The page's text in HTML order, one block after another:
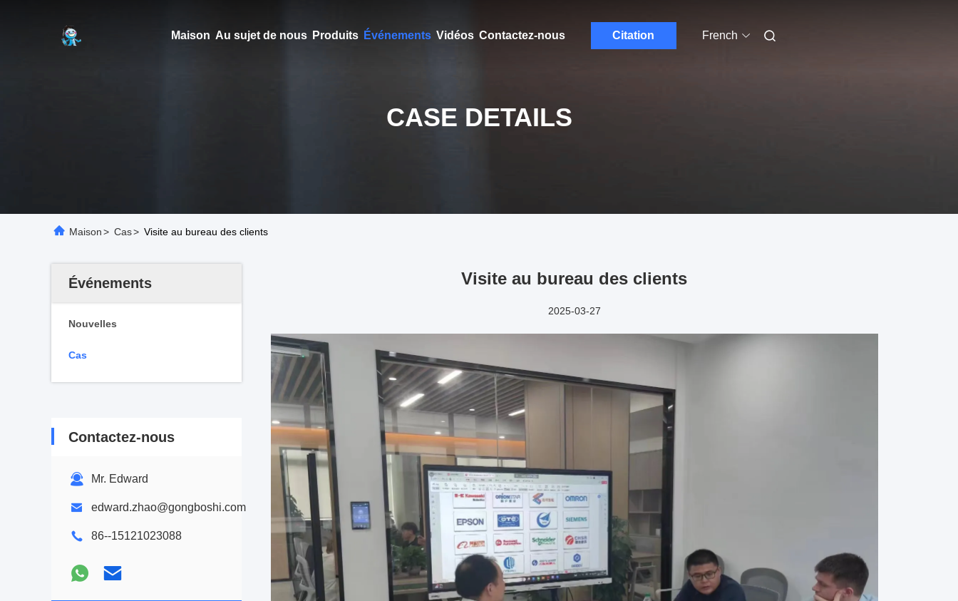
Maison Au sujet de nous Produits Événements Vidéos Contactez-nous Citation French
CASE DETAILS
Maison> Cas> Visite au bureau des clients
Événements
Nouvelles
Cas
Contactez-nous
Mr. Edward
edward.zhao@gongboshi.com
86--15121023088
Visite au bureau des clients
2025-03-27